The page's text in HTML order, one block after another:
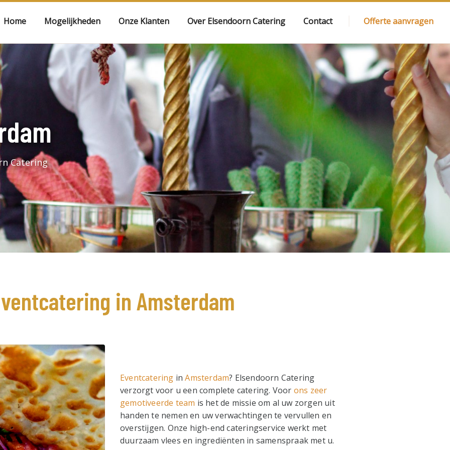
Home Mogelijkheden Onze Klanten Over Elsendoorn Catering Contact Offerte aanvragen
Catering
in Amsterdam
Eventcatering inAmsterdam? Elsendoorn Catering
verzorgt voor u een complete catering. Voor ons zeer
gemotiveerde team is het de missie om al uw zorgen uit
handen te nemen en uw verwachtingen te vervullen en
overstijgen. Onze high-end cateringservice werkt met
duurzaam vlees en ingrediënten in samenspraak met u.